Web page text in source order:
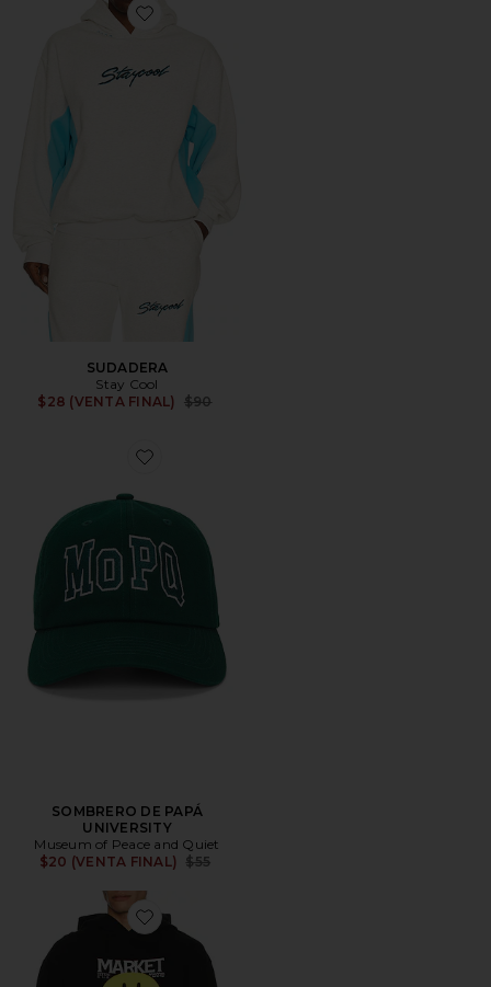
Favorite SUDADERA
SUDADERA
Stay Cool
$28 (VENTA FINAL)
Previous price:
$90
Favorite SOMBRERO DE PAPÁ UNIVERSITY
SOMBRERO DE PAPÁ
UNIVERSITY
Museum of Peace and Quiet
$20 (VENTA FINAL)
Previous price:
$55
Favorite SUDADERA SMILEY